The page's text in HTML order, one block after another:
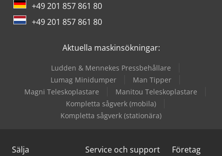
+49 201 857 861 80
+49 201 857 861 80
Aktuella maskinsökningar:
Ludden & Mennekes Pressbehållare
Lumag Minidumper
Man Tipper
Magni Teleskoplastare
Manitou Teleskoplastare
Kompletta sågverk (mobila)
Kompletta sågverk (stationära)
Sälja Service och support Företag